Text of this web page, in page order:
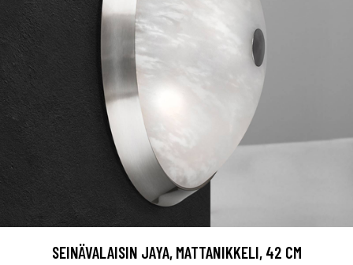
SEINÄVALAISIN JAYA, MATTANIKKELI, 42 CM